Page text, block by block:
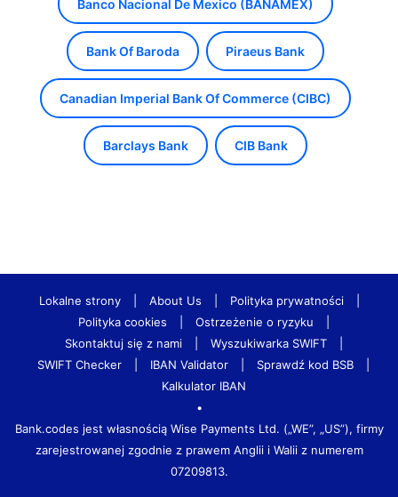
Banco Nacional De Mexico (BANAMEX)
Bank Of Baroda Piraeus Bank
Canadian Imperial Bank Of Commerce (CIBC)
Barclays Bank CIB Bank
Lokalne strony About Us Polityka prywatności
Polityka cookies
Ostrzeżenie o ryzyku
Skontaktuj się z nami
Wyszukiwarka SWIFT
SWIFT Checker
IBAN Validator Sprawdź kod BSB
Kalkulator IBAN
•
Bank.codes jest własnością Wise Payments Ltd. („WE”, „US”), firmy
zarejestrowanej zgodnie z prawem Anglii i Walii z numerem
07209813.